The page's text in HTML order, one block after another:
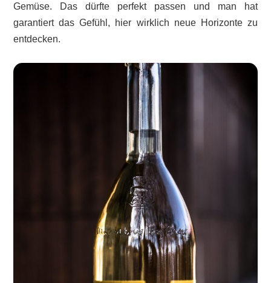
Gemüse. Das dürfte perfekt passen und man hat
garantiert das Gefühl, hier wirklich neue Horizonte zu
entdecken.